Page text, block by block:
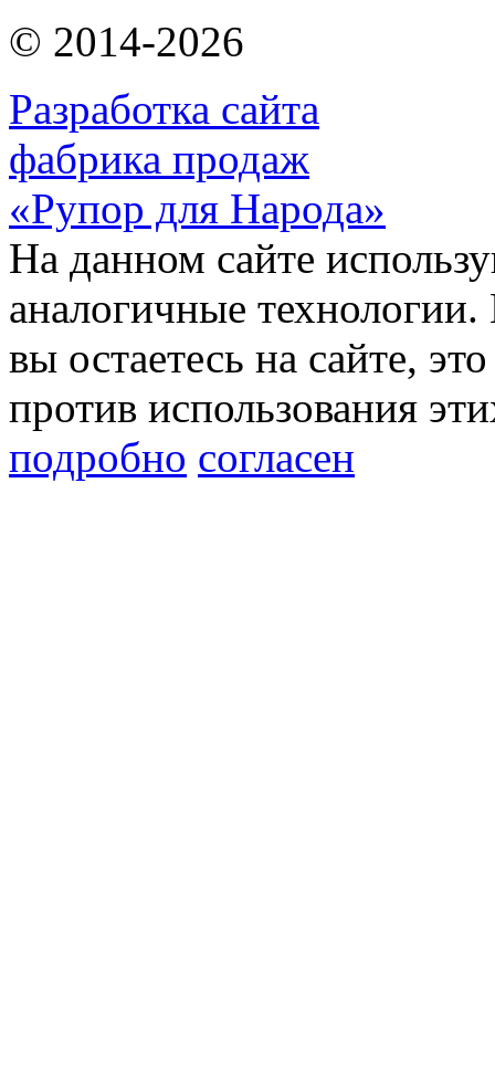
© 2014-2026
Разработка сайта
фабрика продаж
«Рупор для Народа»
На данном сайте
аналогичные
вы остаетесь на сайте,
против использования
подробно согласен